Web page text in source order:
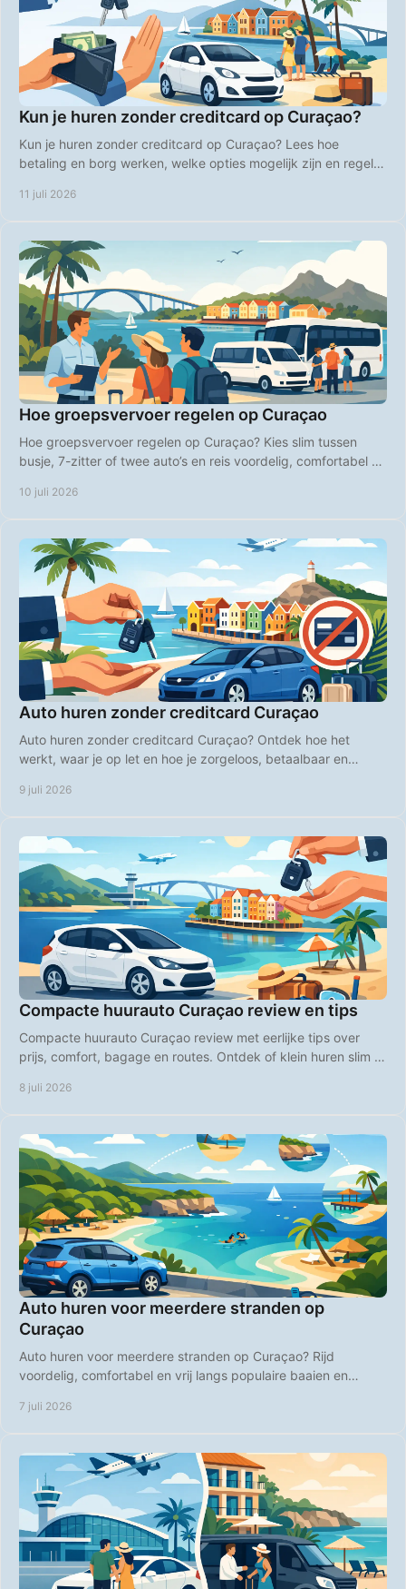
Kun je huren zonder creditcard op Curaçao?
Kun je huren zonder creditcard op Curaçao? Lees hoe
betaling en borg werken, welke opties mogelijk zijn en regel je
11 juli 2026
Hoe groepsvervoer regelen op Curaçao
Hoe groepsvervoer regelen op Curaçao? Kies slim tussen
busje, 7-zitter of twee auto’s en reis voordelig, comfortabel en
10 juli 2026
Auto huren zonder creditcard Curaçao
Auto huren zonder creditcard Curaçao? Ontdek hoe het
werkt, waar je op let en hoe je zorgeloos, betaalbaar en
9 juli 2026
Compacte huurauto Curaçao review en tips
Compacte huurauto Curaçao review met eerlijke tips over
prijs, comfort, bagage en routes. Ontdek of klein huren slim is
8 juli 2026
Auto huren voor meerdere stranden op
Curaçao
Auto huren voor meerdere stranden op Curaçao? Rijd
voordelig, comfortabel en vrij langs populaire baaien en
7 juli 2026